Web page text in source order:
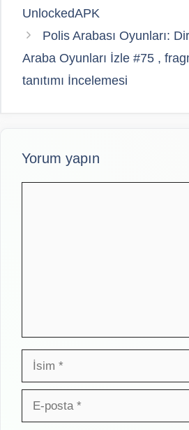
UnlockedAPK
Polis Arabası Oyunları:
Araba Oyunları İzle #75 ,
tanıtımı İncelemesi
Yorum yapın
İsim
posta